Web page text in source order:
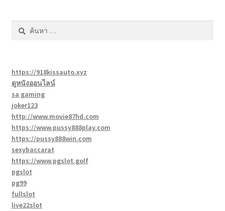
ค้นหา
สำหรับ:
https://918kissauto.xyz
ดูหนังออนไลน์
sa gaming
joker123
http://www.movie87hd.com
https://www.pussy888play.com
https://pussy888win.com
sexybaccarat
https://www.pgslot.golf
pgslot
pg99
fullslot
live22slot